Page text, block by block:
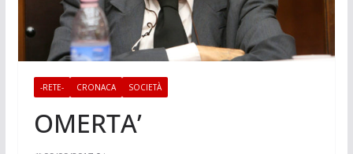
-RETE- CRONACA SOCIETÀ
OMERTA’